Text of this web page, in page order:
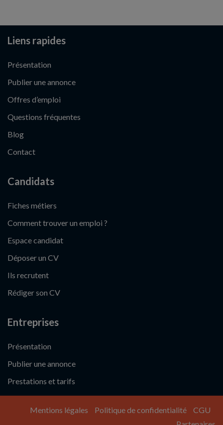
Liens rapides
Présentation
Publier une annonce
Offres d’emploi
Questions fréquentes
Blog
Contact
Candidats
Fiches métiers
Comment trouver un emploi ?
Espace candidat
Déposer un CV
Ils recrutent
Rédiger son CV
Entreprises
Présentation
Publier une annonce
Prestations et tarifs
Mentions légales Politique de confidentialité
CGU